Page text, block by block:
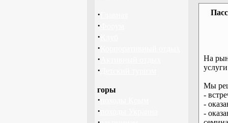
·
·
·
·
·
·
горы
·
·
На
Мы
-
-
-